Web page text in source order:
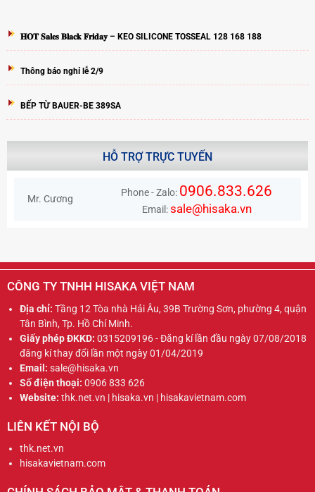
𝐇𝐎𝐓 𝐒𝐚𝐥𝐞𝐬 𝐁𝐥𝐚𝐜𝐤 𝐅𝐫𝐢𝐝𝐚𝐲 – KEO SILICONE TOSSEAL 128 168 188
Thông báo nghỉ lễ 2/9
BẾP TỪ BAUER-BE 389SA
HỖ TRỢ TRỰC TUYẾN
Mr. Cương
Phone - Zalo: 0906.833.626
Email:sale@hisaka.vn
CÔNG TY TNHH HISAKA VIỆT NAM
Địa chỉ: Tầng 12 Tòa nhà Hải Âu, 39B Trường Sơn, phường 4, quận
Tân Bình, Tp. Hồ Chí Minh.
Giấy phép ĐKKD: 0315209196 - Đăng kí lần đầu ngày 07/08/2018
đăng kí thay đổi lần một ngày 01/04/2019
Email: sale@hisaka.vn
Số điện thoại: 0906 833 626
Website: thk.net.vn | hisaka.vn | hisakavietnam.com
LIÊN KẾT NỘI BỘ
thk.net.vn
hisakavietnam.com